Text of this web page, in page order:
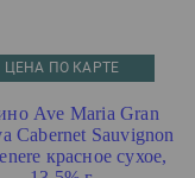
ЦЕНА ПО КАРТЕ